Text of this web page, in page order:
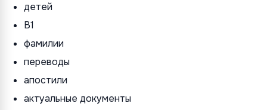
детей
B1
фамилии
переводы
апостили
актуальные документы